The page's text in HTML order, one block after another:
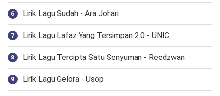
Lirik Lagu Sudah - Ara Johari
Lirik Lagu Lafaz Yang Tersimpan 2.0 - UNIC
Lirik Lagu Tercipta Satu Senyuman - Reedzwan
Lirik Lagu Gelora - Usop